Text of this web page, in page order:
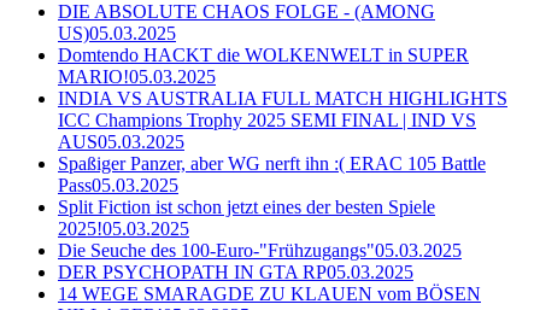
DIE ABSOLUTE CHAOS FOLGE - (AMONG
US)05.03.2025
Domtendo HACKT die WOLKENWELT in SUPER
MARIO!05.03.2025
INDIA VS AUSTRALIA FULL MATCH HIGHLIGHTS
ICC Champions Trophy 2025 SEMI FINAL | IND VS
AUS05.03.2025
Spaßiger Panzer, aber WG nerft ihn :( ERAC 105 Battle
Pass05.03.2025
Split Fiction ist schon jetzt eines der besten Spiele
2025!05.03.2025
Die Seuche des 100-Euro-"Frühzugangs"05.03.2025
DER PSYCHOPATH IN GTA RP05.03.2025
14 WEGE SMARAGDE ZU KLAUEN vom BÖSEN